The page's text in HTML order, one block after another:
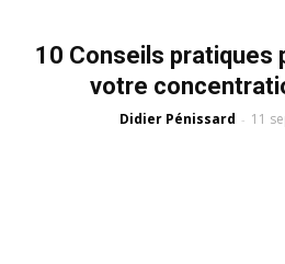
10 Conseils pratiques
votre
Didier Pénissard - 11